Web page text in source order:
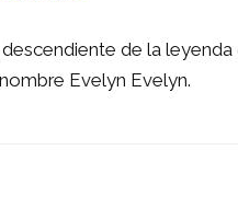
de la
Evelyn Evelyn.